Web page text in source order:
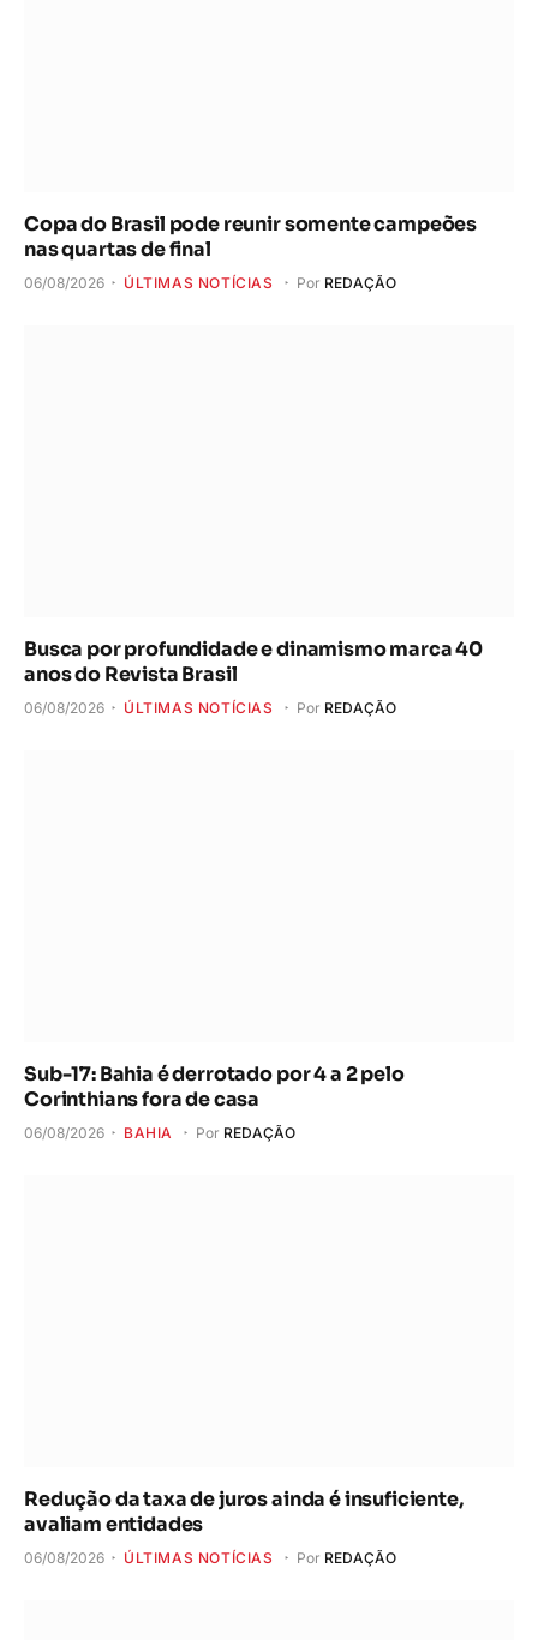
Copa do Brasil pode reunir somente campeões
nas quartas de final
06/08/2026 ÚLTIMAS NOTÍCIAS Por REDAÇÃO
Busca por profundidade e dinamismo marca 40
anos do Revista Brasil
06/08/2026 ÚLTIMAS NOTÍCIAS Por REDAÇÃO
Sub-17: Bahia é derrotado por 4 a 2 pelo
Corinthians fora de casa
06/08/2026 BAHIA Por REDAÇÃO
Redução da taxa de juros ainda é insuficiente,
avaliam entidades
06/08/2026 ÚLTIMAS NOTÍCIAS Por REDAÇÃO